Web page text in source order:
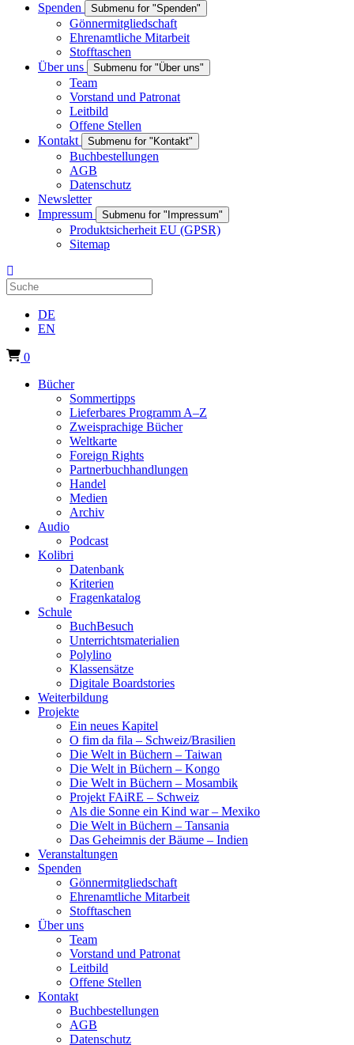
Spenden
Submenu for "Spenden"
Gönnermitgliedschaft
Ehrenamtliche Mitarbeit
Stofftaschen
Über uns
Submenu for "Über uns"
Team
Vorstand und Patronat
Leitbild
Offene Stellen
Kontakt
Submenu for "Kontakt"
Buchbestellungen
AGB
Datenschutz
Newsletter
Impressum
Submenu for "Impressum"
Produktsicherheit EU (GPSR)
Sitemap
DE
EN
0
Bücher
Sommertipps
Lieferbares Programm A–Z
Zweisprachige Bücher
Weltkarte
Foreign Rights
Partnerbuchhandlungen
Handel
Medien
Archiv
Audio
Podcast
Kolibri
Datenbank
Kriterien
Fragenkatalog
Schule
BuchBesuch
Unterrichtsmaterialien
Polylino
Klassensätze
Digitale Boardstories
Weiterbildung
Projekte
Ein neues Kapitel
O fim da fila – Schweiz/Brasilien
Die Welt in Büchern – Taiwan
Die Welt in Büchern – Kongo
Die Welt in Büchern – Mosambik
Projekt FAiRE – Schweiz
Als die Sonne ein Kind war – Mexiko
Die Welt in Büchern – Tansania
Das Geheimnis der Bäume – Indien
Veranstaltungen
Spenden
Gönnermitgliedschaft
Ehrenamtliche Mitarbeit
Stofftaschen
Über uns
Team
Vorstand und Patronat
Leitbild
Offene Stellen
Kontakt
Buchbestellungen
AGB
Datenschutz